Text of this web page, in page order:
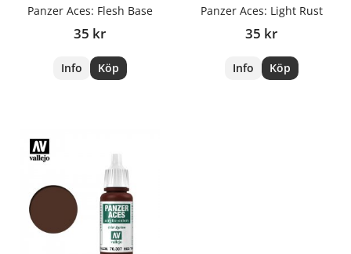
Panzer Aces: Flesh Base
35 kr
Info Köp
Panzer Aces: Light Rust
35 kr
Info Köp